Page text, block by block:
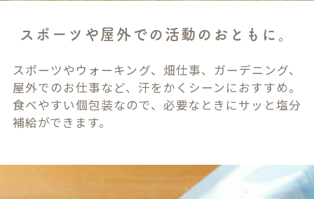
スポーツや屋外での活動のおともに。
スポーツやウォーキング、畑仕事、ガーデニング、
屋外でのお仕事など、汗をかくシーンにおすすめ。
食べやすい個包装なので、必要なときにサッと塩分
補給ができます。